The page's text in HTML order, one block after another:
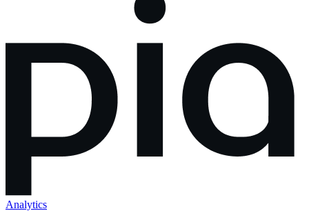
Analytics